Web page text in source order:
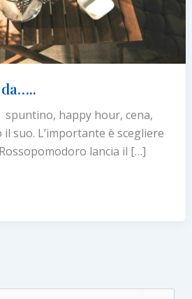
spuntino, happy hour, cena,
suo. L’importante è scegliere
lancia il […]